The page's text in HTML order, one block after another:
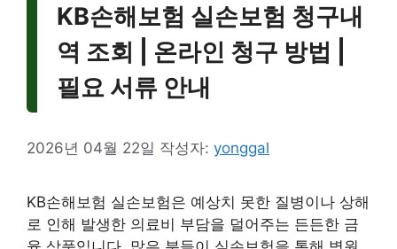
KB손해보험 실손보험 청구내
역 조회 | 온라인 청구 방법 |
필요 서류 안내
2026년 04월 22일 작성자: yonggal
KB손해보험 실손보험은 예상치 못한 질병이나 상해
로 인해 발생한 의료비 부담을 덜어주는 든든한 금